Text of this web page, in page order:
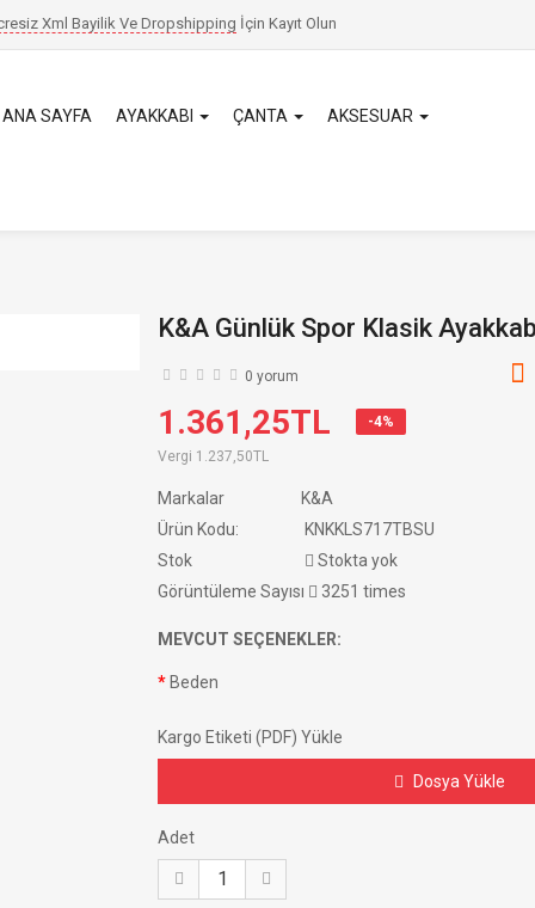
Xml Bayilik Ve Dropshipping İçinKayıt Olun
ANA SAYFA AYAKKABI ÇANTA AKSESUAR
K&A Günlük Spor Klasik
0 yorum
1.361,25TL -4%
Vergi 1.237,50TL
Markalar
K&A
Ürün Kodu:
KNKKLS717TBSU
Stok
Stokta yok
Görüntüleme Sayısı
3251 times
MEVCUT SEÇENEKLER:
Beden
Kargo Etiketi (PDF) Yükle
Dosya Yükle
Adet